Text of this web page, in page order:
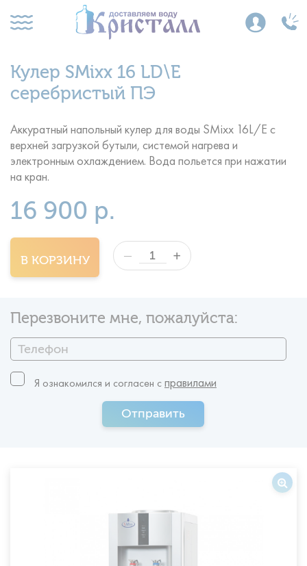
Кулер SMixx 16 LD\E
серебристый ПЭ
Аккуратный напольный кулер для воды SMixx 16L/E с
верхней загрузкой бутыли, системой нагрева и
электронным охлаждением. Вода польется при нажатии
16 900 р.
В КОРЗИНУ — +
Перезвоните мне, пожалуйста:
Отправить
Я ознакомился и согласен c